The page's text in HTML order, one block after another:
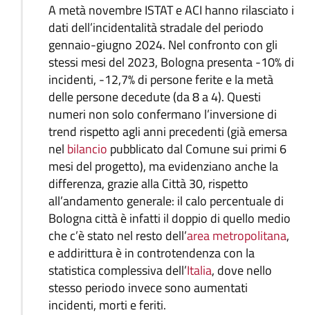
A metà novembre ISTAT e ACI hanno rilasciato i
dati dell’incidentalità stradale del periodo
gennaio-giugno 2024. Nel confronto con gli
stessi mesi del 2023, Bologna presenta -10% di
incidenti, -12,7% di persone ferite e la metà
delle persone decedute (da 8 a 4). Questi
numeri non solo confermano l’inversione di
trend rispetto agli anni precedenti (già emersa
nel bilancio pubblicato dal Comune sui primi 6
mesi del progetto), ma evidenziano anche la
differenza, grazie alla Città 30, rispetto
all’andamento generale: il calo percentuale di
Bologna città è infatti il doppio di quello medio
che c’è stato nel resto dell’area metropolitana,
e addirittura è in controtendenza con la
statistica complessiva dell’Italia, dove nello
stesso periodo invece sono aumentati
incidenti, morti e feriti.